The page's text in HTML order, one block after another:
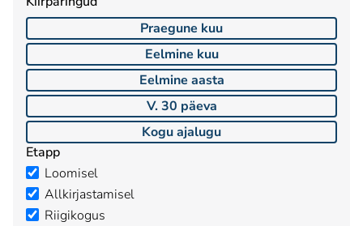
Praegune kuu
Eelmine kuu
Eelmine aasta
V. 30 päeva
Kogu ajalugu
Etapp
Loomisel
Allkirjastamisel
Riigikogus